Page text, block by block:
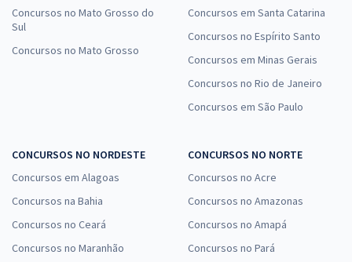
Concursos no Mato Grosso do
Sul
Concursos no Mato Grosso
Concursos em Santa Catarina
Concursos no Espírito Santo
Concursos em Minas Gerais
Concursos no Rio de Janeiro
Concursos em São Paulo
CONCURSOS NO NORDESTE
Concursos em Alagoas
Concursos na Bahia
Concursos no Ceará
Concursos no Maranhão
CONCURSOS NO NORTE
Concursos no Acre
Concursos no Amazonas
Concursos no Amapá
Concursos no Pará